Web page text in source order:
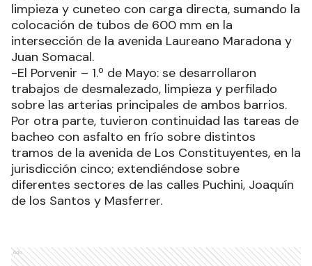
limpieza y cuneteo con carga directa, sumando la
colocación de tubos de 600 mm en la
intersección de la avenida Laureano Maradona y
Juan Somacal.
-El Porvenir – 1.º de Mayo: se desarrollaron
trabajos de desmalezado, limpieza y perfilado
sobre las arterias principales de ambos barrios.
Por otra parte, tuvieron continuidad las tareas de
bacheo con asfalto en frío sobre distintos
tramos de la avenida de Los Constituyentes, en la
jurisdicción cinco; extendiéndose sobre
diferentes sectores de las calles Puchini, Joaquín
de los Santos y Masferrer.
Ads